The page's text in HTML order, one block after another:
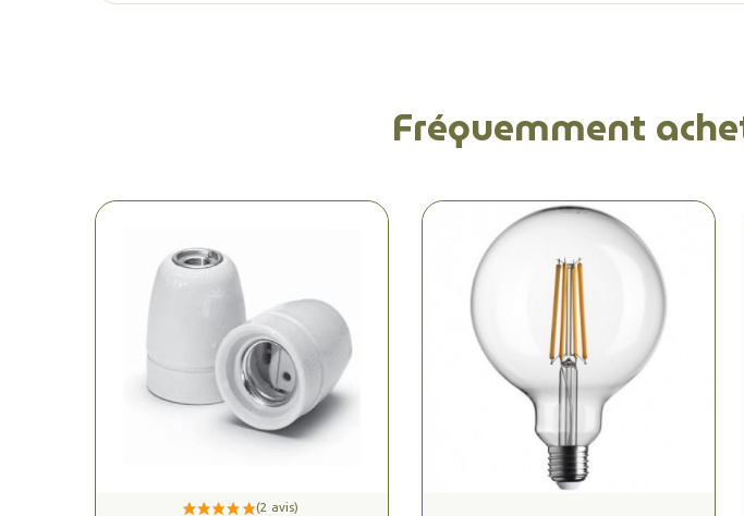
Fréquemment